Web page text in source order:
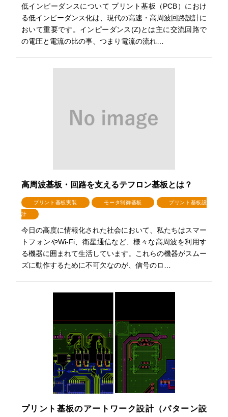
低インピーダンスについて プリント基板（PCB）におけ
る低インピーダンス化は、現代の高速・高周波回路設計に
おいて重要です。インピーダンス(Z)とは主に交流回路で
の電圧と電流の比の事、つまり電流の流れ…
高周波基板・回路を支えるテフロン基板とは？
プリント基板実装 モータ制御基板 プリント基板設
計
今日の高度に情報化された社会において、私たちはスマー
トフォンやWi-Fi、衛星通信など、様々な高周波を利用す
る機器に囲まれて生活しています。これらの機器がスムー
ズに動作するために不可欠なのが、信号のロ…
プリント基板のアートワーク設計（パターン設